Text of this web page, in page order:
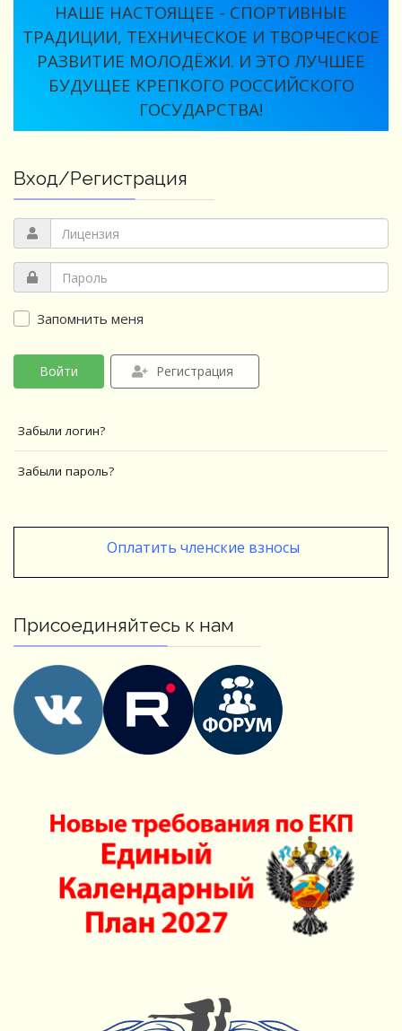
НАШЕ НАСТОЯЩЕЕ - СПОРТИВНЫЕ
ТРАДИЦИИ, ТЕХНИЧЕСКОЕ И ТВОРЧЕСКОЕ
РАЗВИТИЕ МОЛОДЁЖИ. И ЭТО ЛУЧШЕЕ
БУДУЩЕЕ КРЕПКОГО РОССИЙСКОГО
ГОСУДАРСТВА!
Вход/Регистрация
Запомнить меня
Войти Регистрация
Забыли логин?
Забыли пароль?
Оплатить членские взносы
Присоединяйтесь к нам